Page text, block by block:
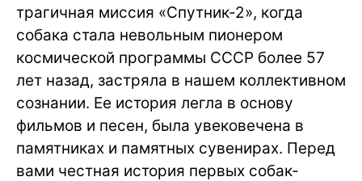
трагичная миссия «Спутник-2», когда
собака стала невольным пионером
космической программы СССР более 57
лет назад, застряла в нашем коллективном
сознании. Ее история легла в основу
фильмов и песен, была увековечена в
памятниках и памятных сувенирах. Перед
вами честная история первых собак-